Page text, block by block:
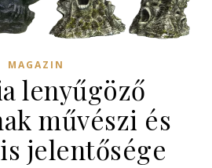
MAGAZIN
lenyűgöző
művészi és
jelentősége